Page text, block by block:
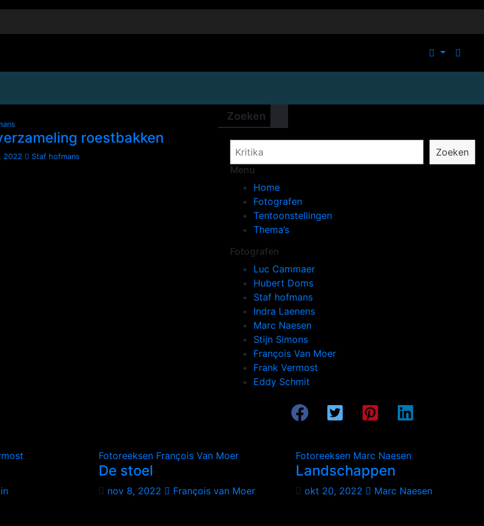
roestbakken
2022
Staf hofmans
Zoeken
Zoeken
Menu
Home
Fotografen
Tentoonstellingen
Thema’s
Fotografen
Luc Cammaer
Hubert Doms
Staf hofmans
Indra Laenens
Marc Naesen
Stijn Simons
François Van Moer
Frank Vermost
Eddy Schmit
Fotoreeksen François Van Moer
De stoel
nov 8, 2022 François van Moer
Fotoreeksen Marc Naesen
Landschappen
okt 20, 2022 Marc Naesen